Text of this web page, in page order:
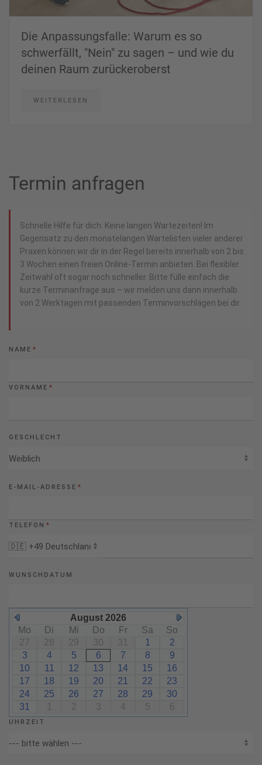
Die Anpassungsfalle: Warum es so
schwerfällt, "Nein" zu sagen – und wie du
deinen Raum zurückeroberst
WEITERLESEN
Termin anfragen
Schnelle Hilfe für dich: Keine langen Wartezeiten! Im
Gegensatz zu den monatelangen Wartelisten vieler anderer
Praxen können wir dir in der Regel bereits innerhalb von 2 bis
3 Wochen einen freien Online-Termin anbieten. Bei flexibler
Zeitwahl oft sogar noch schneller. Bitte fülle einfach die
kurze Terminanfrage aus – wir melden uns dann innerhalb
von 2 Werktagen mit passenden Terminvorschlägen bei dir.
NAME *
VORNAME *
GESCHLECHT
E-MAIL-ADRESSE *
TELEFON *
WUNSCHDATUM
August 2026
Mo
Di Mi Do Fr Sa
So
27
28 29 30 31 1
2
3
4 5 6 7 8
9
10
11 12 13 14 15
16
17
18 19 20 21 22
23
24
25 26 27 28 29
30
31
2 3 4 5 6
UHRZEIT